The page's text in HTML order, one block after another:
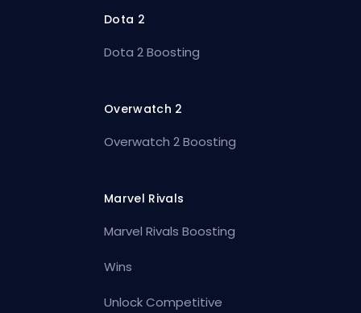
Dota 2
Dota 2 Boosting
Overwatch 2
Overwatch 2 Boosting
Marvel Rivals
Marvel Rivals Boosting
Wins
Unlock Competitive